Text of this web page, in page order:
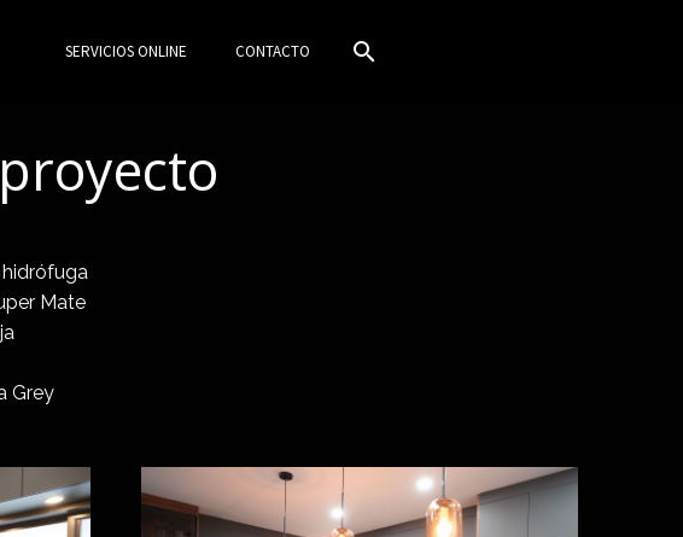
SERVICIOS ONLINE CONTACTO
Mate
Grey